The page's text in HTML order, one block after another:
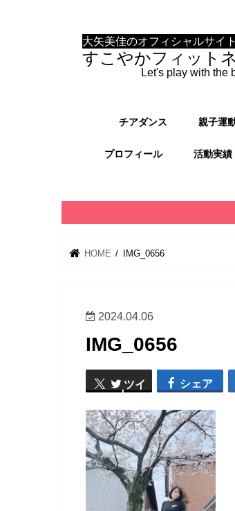
大矢美佳のオフィシャルサイト
すこやかフィット
Let's play with the
チアダンス 親子運
プロフィール 活動実績
HOME IMG_0656
2024.04.06
IMG_0656
ツイ
ート
シェア